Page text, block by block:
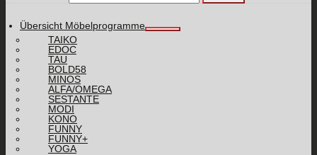
Übersicht Möbelprogramme
TAIKO
EDOC
TAU
BOLD58
MINOS
ALFA/OMEGA
SESTANTE
MODI
KONO
FUNNY
FUNNY+
YOGA